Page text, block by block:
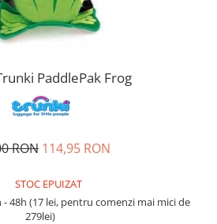
PaddlePak Frog
RON 114,95 RON
STOC EPUIZAT
- 48h (17 lei, pentru comenzi mai mici de
279lei)